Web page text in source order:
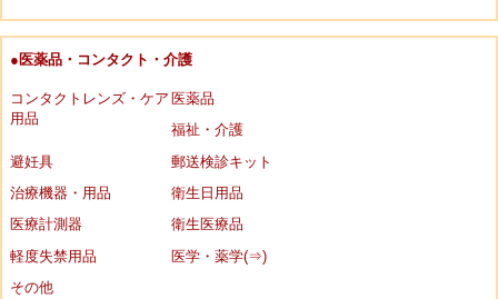
●医薬品・コンタクト・介護
コンタクトレンズ・ケア
用品
医薬品
福祉・介護
避妊具
郵送検診キット
治療機器・用品
衛生日用品
医療計測器
衛生医療品
軽度失禁用品
医学・薬学(⇒)
その他